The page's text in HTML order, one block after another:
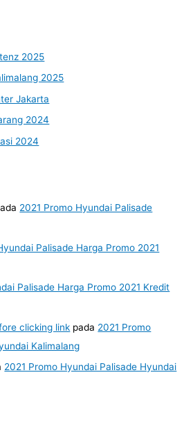
2025
2025
Jakarta
2024
2024
2021 Promo Hyundai Palisade
Palisade Harga Promo 2021
Palisade Harga Promo 2021 Kredit
clicking link pada 2021 Promo
Kalimalang
2021 Promo Hyundai Palisade Hyundai